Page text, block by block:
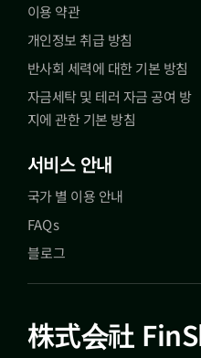
이용 약관
개인정보 취급 방침
반사회 세력에 대한 기본 방침
자금세탁 및 테러 자금 공여 방
지에 관한 기본 방침
서비스 안내
국가 별 이용 안내
FAQs
블로그
株式会社